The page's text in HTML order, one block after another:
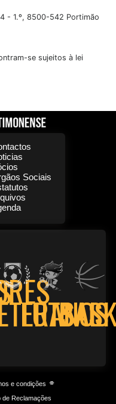
- 1.º, 8500-542 Portimão
se sujeitos à lei
Sociais
FUTSAL
e condições ⌯
de Reclamações